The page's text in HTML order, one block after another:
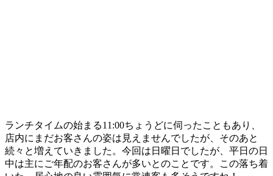
ランチタイムの始まる11:00ちょうどに伺ったこともあり、
店内にまだお客さんの姿は見えませんでしたが、そのあと
続々と増えていきました。今回は日曜日でしたが、平日の日
中は主にご年配のお客さんが多いとのことです。この落ち着